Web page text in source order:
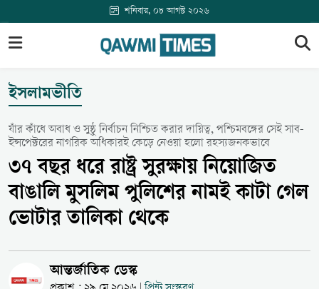
শনিবার, ০৮ আগস্ট ২০২৬
ইসলামভীতি
যাঁর কাঁধে অবাধ ও সুষ্ঠু নির্বাচন নিশ্চিত করার দায়িত্ব, পশ্চিমবঙ্গের সেই সাব-
ইন্সপেক্টরের নাগরিক অধিকারই কেড়ে নেওয়া হলো রহস্যজনকভাবে
৩৭ বছর ধরে রাষ্ট্র সুরক্ষায় নিয়োজিত
বাঙালি মুসলিম পুলিশের নামই কাটা গেল
ভোটার তালিকা থেকে
আন্তর্জাতিক ডেস্ক